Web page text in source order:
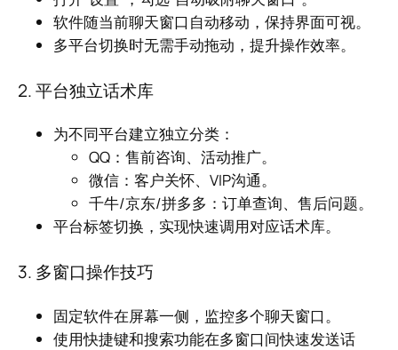
软件随当前聊天窗口自动移动，保持界面可视。
多平台切换时无需手动拖动，提升操作效率。
2. 平台独立话术库
为不同平台建立独立分类：
QQ：售前咨询、活动推广。
微信：客户关怀、VIP沟通。
千牛/京东/拼多多：订单查询、售后问题。
平台标签切换，实现快速调用对应话术库。
3. 多窗口操作技巧
固定软件在屏幕一侧，监控多个聊天窗口。
使用快捷键和搜索功能在多窗口间快速发送话